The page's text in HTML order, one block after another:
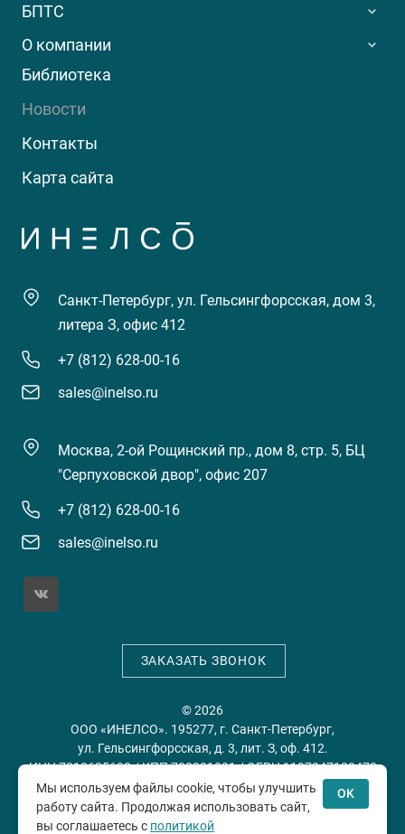
БПТС
О компании
Библиотека
Новости
Контакты
Карта сайта
Санкт-Петербург, ул. Гельсингфорсская, дом 3,
литера З, офис 412
+7 (812) 628-00-16
sales@inelso.ru
Москва, 2-ой Рощинский пр., дом 8, стр. 5, БЦ
"Серпуховской двор", офис 207
+7 (812) 628-00-16
sales@inelso.ru
ЗАКАЗАТЬ ЗВОНОК
© 2026
ООО «ИНЕЛСО». 195277, г. Санкт-Петербург,
ул. Гельсингфорсская, д. 3, лит. З, оф. 412.
ИНН 7813635698 / КПП 780201001 / ОГРН 1197847128478
Политика конфиденциальности
Мы используем файлы cookie, чтобы улучшить
работу сайта. Продолжая использовать сайт,
вы соглашаетесь с политикой
OK